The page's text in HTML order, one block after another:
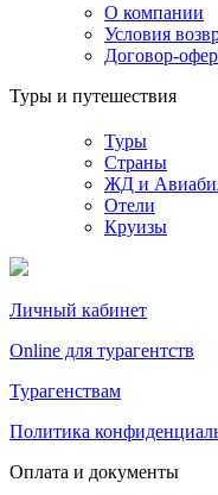
О компании
Условия
Договор-
Туры и путешествия
Туры
Страны
ЖД и
Отели
Круизы
Личный кабинет
Online для турагентств
Турагенствам
Политика
Оплата и документы